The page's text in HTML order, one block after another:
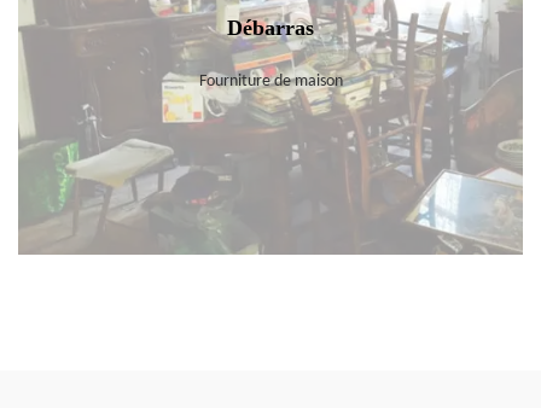
Débarras
Fourniture de maison